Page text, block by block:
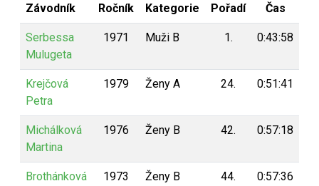
Závodník Ročník Kategorie Pořadí Čas
Serbessa
Mulugeta
1971 Muži B 1. 0:43:58
Krejčová
Petra
1979 Ženy A 24. 0:51:41
Michálková
Martina
1976 Ženy B 42. 0:57:18
Brothánková
1973 Ženy B 44. 0:57:36